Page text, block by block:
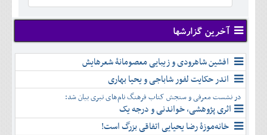
دی
بهمن
اسفند
آبان
آذر
دی
بهمن
اسفند
شهريور
مهر
آبان
آذر
دی
بهمن
اسفند
تير
مرداد
شهريور
مهر
آبان
آذر
دی
بهمن
اسفند
آخرین گزارشها
افشین شاهرودی و زیبایی معصومانۀ شعرهایش
اندر حکایت لفور شاباجی و یحیا بهاری
در نشست معرفی و سنجش کتاب فرهنگ نام‌های تبری بیان شد:
اثری پژوهشی، خواندنی و درجه یک
خانه‌موزۀ رضا یحیایی اتفاقی بزرگ است!